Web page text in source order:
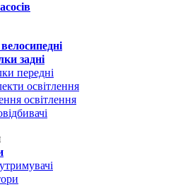
задні
передні
освітлення
освітлення